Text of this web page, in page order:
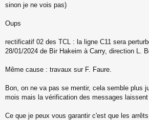
u
sinon je ne vois pas)
Oups
rectificatif 02 des TCL : la ligne C11 sera
28/01/2024 de Bir Hakeim à Carry, direction L.
Même cause : travaux sur F. Faure.
Bon, on ne va pas se mentir, cela semble plus
mois mais la vérification des messages laissent
Ce que je peux vous garantir c'est que les